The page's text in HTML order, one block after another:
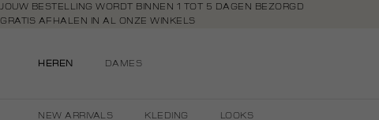
Navigeer
direct naar
Open de
JOUW BESTELLING WORDT BINNEN 1 TOT 5 DAGEN BEZORGD
GRATIS AFHALEN IN AL ONZE WINKELS
HEREN
DAMES
NEW ARRIVALS KLEDING LOOKS